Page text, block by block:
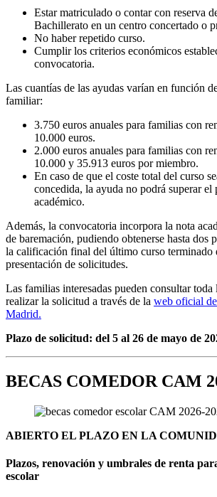
Estar matriculado o contar con reserva
Bachillerato en un centro concertado o
No haber repetido curso.
Cumplir los criterios económicos
convocatoria.
Las cuantías de las ayudas varían en función
familiar:
3.750 euros anuales para familias con
10.000 euros.
2.000 euros anuales para familias con
10.000 y 35.913 euros por miembro.
En caso de que el coste total del curso
concedida, la ayuda no podrá superar el
académico.
Además, la convocatoria incorpora la nota
de baremación, pudiendo obtenerse hasta dos
la calificación final del último curso terminado
presentación de solicitudes.
Las familias interesadas pueden consultar
realizar la solicitud a través de la web oficial
Madrid.
Plazo de solicitud: del 5 al 26 de mayo de
BECAS COMEDOR CAM
ABIERTO EL PLAZO EN LA
Plazos, renovación y umbrales de renta
escolar